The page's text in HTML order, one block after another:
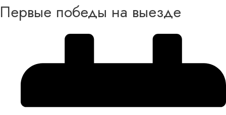
Первые победы на выезде